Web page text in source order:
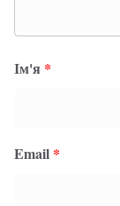
Ім'я *
Email *